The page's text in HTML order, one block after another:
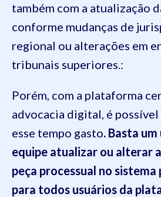
também com a atualização
conforme mudanças de
regional ou alterações em
tribunais superiores.:
Porém, com a plataforma
advocacia digital, é
esse tempo gasto. Basta
equipe atualizar ou alterar
peça processual no
para todos usuários da